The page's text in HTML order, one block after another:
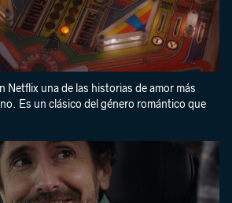
Netflix una de las historias de amor más
Es un clásico del género romántico que